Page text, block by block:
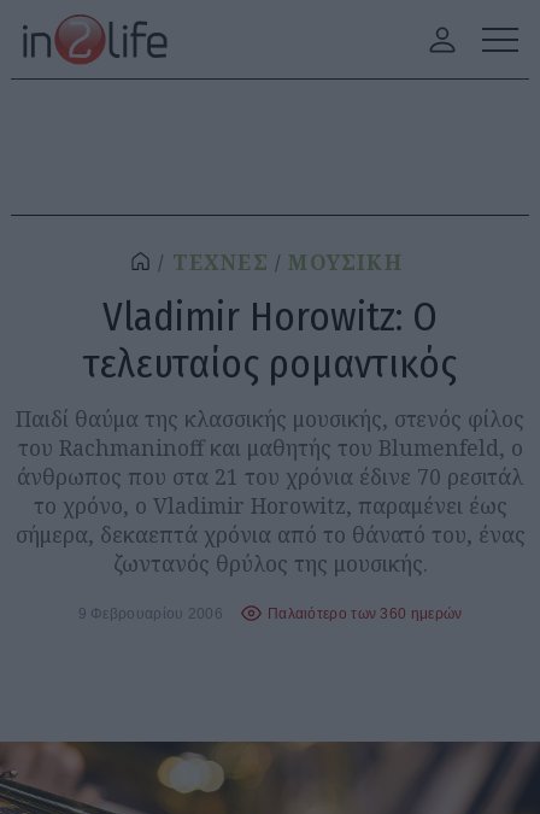
ΤΕΧΝΕΣ ΜΟΥΣΙΚΗ
Vladimir Horowitz: Ο
τελευταίος ρομαντικός
Παιδί θαύμα της κλασσικής μουσικής, στενός φίλος
του Rachmaninoff και μαθητής του Blumenfeld, ο
άνθρωπος που στα 21 του χρόνια έδινε 70 ρεσιτάλ
το χρόνο, ο Vladimir Horowitz, παραμένει έως
σήμερα, δεκαεπτά χρόνια από το θάνατό του, ένας
ζωντανός θρύλος της μουσικής.
9 Φεβρουαρίου 2006 Παλαιότερο των 360 ημερών